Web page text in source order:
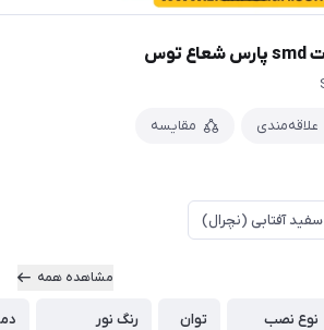
علاقه‌مندی مقایسه
سفید آفتابی (نچرال)
مشاهده همه
نوع نصب
توان
رنگ نور